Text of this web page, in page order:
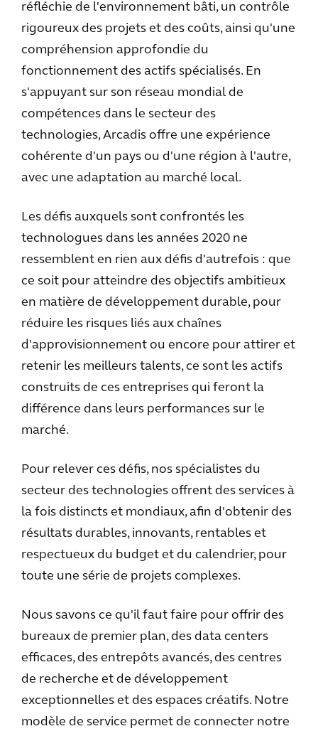
réfléchie de l'environnement bâti, un contrôle
rigoureux des projets et des coûts, ainsi qu'une
compréhension approfondie du
fonctionnement des actifs spécialisés. En
s'appuyant sur son réseau mondial de
compétences dans le secteur des
technologies, Arcadis offre une expérience
cohérente d'un pays ou d'une région à l'autre,
avec une adaptation au marché local.
Les défis auxquels sont confrontés les
technologues dans les années 2020 ne
ressemblent en rien aux défis d'autrefois : que
ce soit pour atteindre des objectifs ambitieux
en matière de développement durable, pour
réduire les risques liés aux chaînes
d'approvisionnement ou encore pour attirer et
retenir les meilleurs talents, ce sont les actifs
construits de ces entreprises qui feront la
différence dans leurs performances sur le
marché.
Pour relever ces défis, nos spécialistes du
secteur des technologies offrent des services à
la fois distincts et mondiaux, afin d'obtenir des
résultats durables, innovants, rentables et
respectueux du budget et du calendrier, pour
toute une série de projets complexes.
Nous savons ce qu'il faut faire pour offrir des
bureaux de premier plan, des data centers
efficaces, des entrepôts avancés, des centres
de recherche et de développement
exceptionnelles et des espaces créatifs. Notre
modèle de service permet de connecter notre